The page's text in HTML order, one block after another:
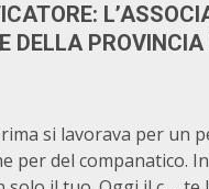
DELLA
si lavorava per un
per del